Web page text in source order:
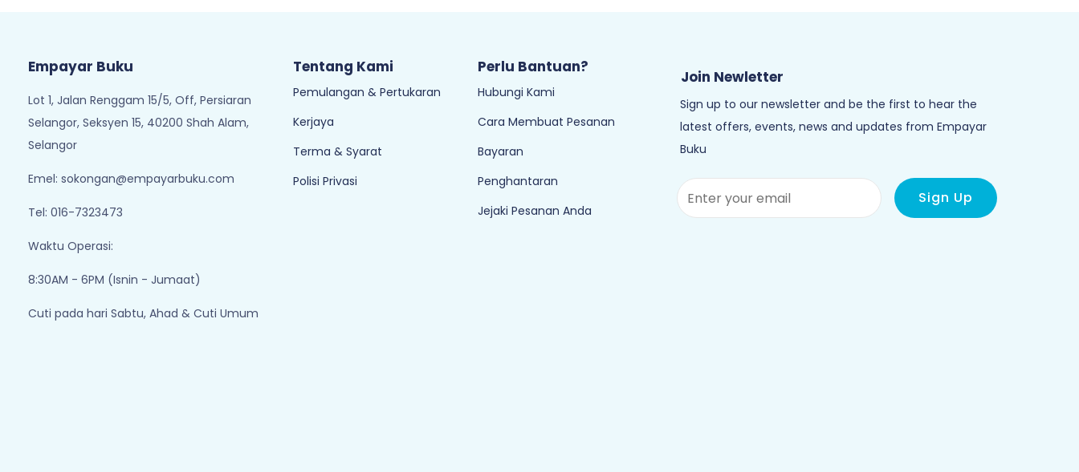
Empayar Buku
Lot 1, Jalan Renggam 15/5, Off, Persiaran
Selangor, Seksyen 15, 40200 Shah Alam,
Selangor
Emel: sokongan@empayarbuku.com
Tel: 016-7323473
Waktu Operasi:
8:30AM - 6PM (Isnin - Jumaat)
Cuti pada hari Sabtu, Ahad & Cuti Umum
Tentang Kami
Pemulangan & Pertukaran
Kerjaya
Terma & Syarat
Polisi Privasi
Perlu Bantuan?
Hubungi Kami
Cara Membuat Pesanan
Bayaran
Penghantaran
Jejaki Pesanan Anda
Join Newletter
Sign up to our newsletter and be the first to hear the
latest offers, events, news and updates from Empayar
Buku